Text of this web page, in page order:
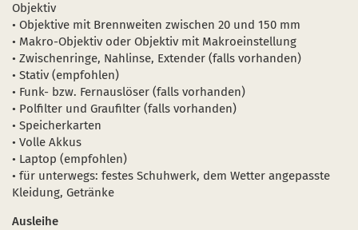
Objektiv
• Objektive mit Brennweiten zwischen 20 und 150 mm
• Makro-Objektiv oder Objektiv mit Makroeinstellung
• Zwischenringe, Nahlinse, Extender (falls vorhanden)
• Stativ (empfohlen)
• Funk- bzw. Fernauslöser (falls vorhanden)
• Polfilter und Graufilter (falls vorhanden)
• Speicherkarten
• Volle Akkus
• Laptop (empfohlen)
• für unterwegs: festes Schuhwerk, dem Wetter angepasste
Kleidung, Getränke
Ausleihe